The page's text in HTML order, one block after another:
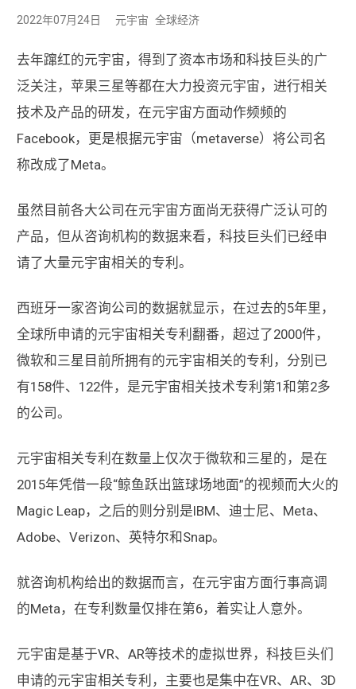
2022年07月24日 元宇宙 全球经济
去年蹿红的元宇宙，得到了资本市场和科技巨头的广
泛关注，苹果三星等都在大力投资元宇宙，进行相关
技术及产品的研发，在元宇宙方面动作频频的
Facebook，更是根据元宇宙（metaverse）将公司名
称改成了Meta。
虽然目前各大公司在元宇宙方面尚无获得广泛认可的
产品，但从咨询机构的数据来看，科技巨头们已经申
请了大量元宇宙相关的专利。
西班牙一家咨询公司的数据就显示，在过去的5年里，
全球所申请的元宇宙相关专利翻番，超过了2000件，
微软和三星目前所拥有的元宇宙相关的专利，分别已
有158件、122件，是元宇宙相关技术专利第1和第2多
的公司。
元宇宙相关专利在数量上仅次于微软和三星的，是在
2015年凭借一段“鲸鱼跃出篮球场地面”的视频而大火的
Magic Leap，之后的则分别是IBM、迪士尼、Meta、
Adobe、Verizon、英特尔和Snap。
就咨询机构给出的数据而言，在元宇宙方面行事高调
的Meta，在专利数量仅排在第6，着实让人意外。
元宇宙是基于VR、AR等技术的虚拟世界，科技巨头们
申请的元宇宙相关专利，主要也是集中在VR、AR、3D